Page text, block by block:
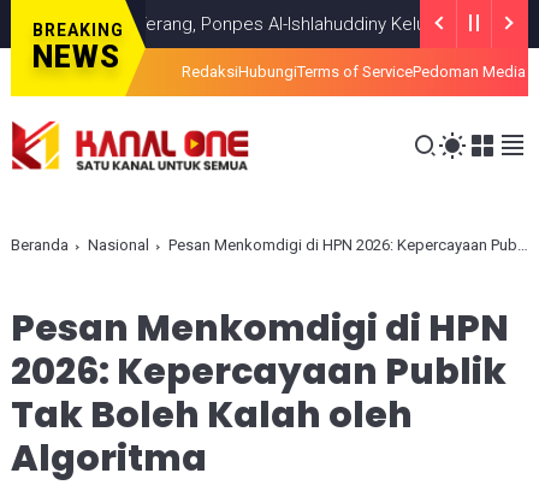
BREAKING
NEWS
Terang, Ponpes Al-Ishlahuddiny Keluarkan Maklumlat
RedaksiHubungiTerms of ServicePedoman Media
Beranda Nasional Pesan Menkomdigi di HPN 2026: Kepercayaan Publik Tak Boleh Kalah oleh Algoritma
Pesan Menkomdigi di HPN
2026: Kepercayaan Publik
Tak Boleh Kalah oleh
Algoritma